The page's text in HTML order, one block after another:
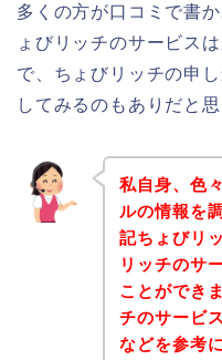
多くの方が口コミで書
ょびリッチのサービス
で、ちょびリッチの申
してみるのもありだと
私自身、色
ルの情報を
記ちょびリ
リッチのサ
ことができ
チのサービ
などを参考